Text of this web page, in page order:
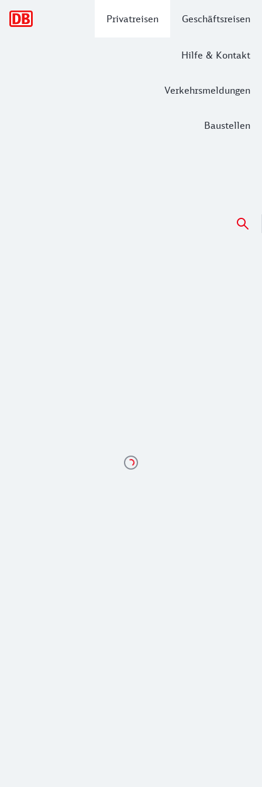
Privatreisen Geschäftsreisen
Hilfe & Kontakt
Verkehrsmeldungen
Baustellen